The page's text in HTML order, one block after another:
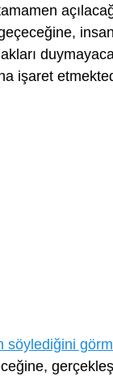
işaret
söylediğini